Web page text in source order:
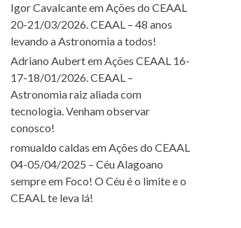
Igor CavalcanteemAções do CEAAL
20-21/03/2026. CEAAL – 48 anos
levando a Astronomia a todos!
Adriano AubertemAções CEAAL 16-
17-18/01/2026. CEAAL –
Astronomia raiz aliada com
tecnologia. Venham observar
conosco!
romualdo caldas emAções do CEAAL
04-05/04/2025 – Céu Alagoano
sempre em Foco! O Céu é o limite e o
CEAAL te leva lá!